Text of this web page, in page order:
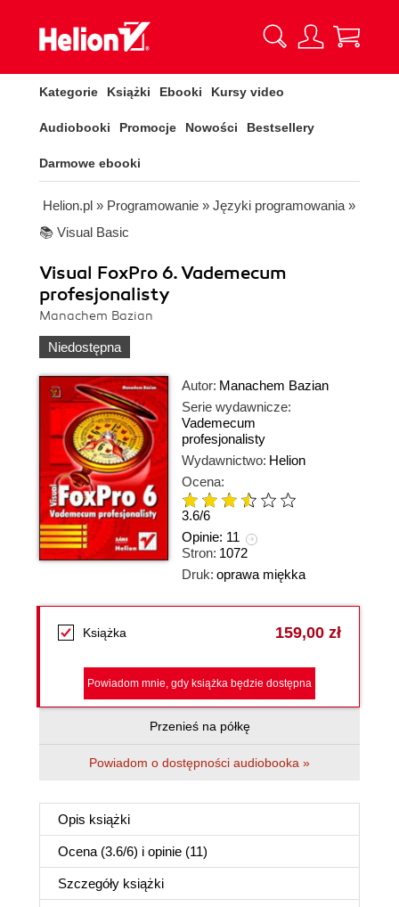
Kategorie Książki Ebooki Kursy video
Audiobooki Promocje Nowości Bestsellery
Darmowe ebooki
Helion.pl » Programowanie » Języki programowania »
📚 Visual Basic
Visual FoxPro 6. Vademecum
profesjonalisty
Manachem Bazian
Niedostępna
Autor: Manachem Bazian
Serie wydawnicze:
Vademecum
profesjonalisty
Wydawnictwo: Helion
Ocena:
3.6/6
Opinie: 11
Stron: 1072
Druk: oprawa miękka
Książka 159,00 zł
Powiadom mnie, gdy książka będzie dostępna
Przenieś na półkę
Powiadom o dostępności audiobooka »
Opis książki
Ocena (3.6/6) i opinie (11)
Szczegóły książki